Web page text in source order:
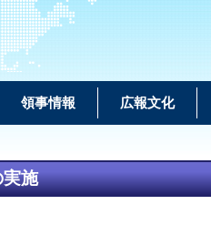
領事情報 広報文化
実施